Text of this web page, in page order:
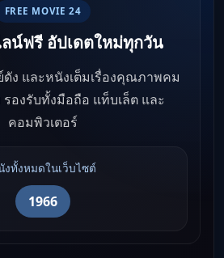
FREE MOVIE 24
น์ฟรี อัปเดตใหม่ทุกวัน
ง และหนังเต็มเรื่องคุณภาพคม
รองรับทั้งมือถือ แท็บเล็ต และ
คอมพิวเตอร์
งทั้งหมดในเว็บไซต์
1966